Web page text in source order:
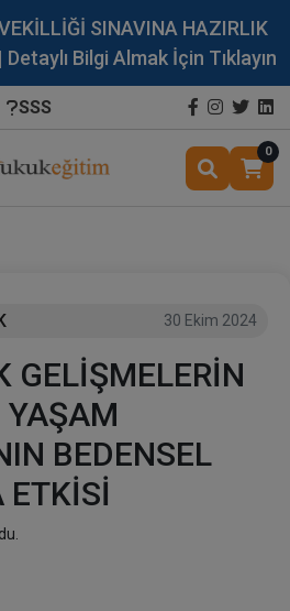
SINAVINA HAZIRLIK
Bilgi Almak İçin Tıklayın
SSS
0
30 Ekim 2024
GELİŞMELERİN
YAŞAM
BEDENSEL
ETKİSİ